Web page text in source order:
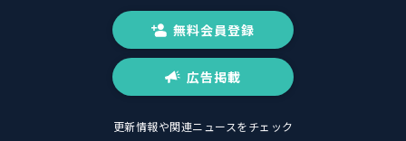
無料会員登録
広告掲載
更新情報や関連ニュースをチェック